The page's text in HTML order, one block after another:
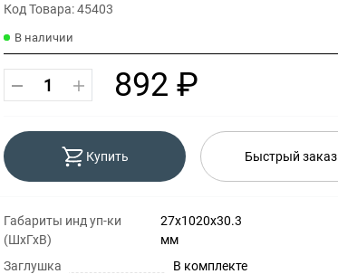
Код Товара: 45403
В наличии
892 ₽
Купить Быстрый заказ
Габариты инд уп-ки
(ШхГхВ)
27x1020x30.3
мм
Заглушка
В комплекте